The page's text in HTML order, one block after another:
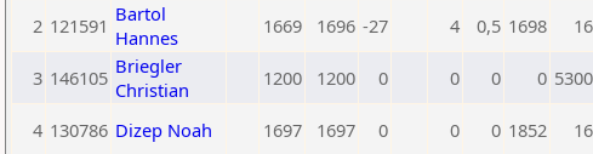
2 121591 Bartol
Hannes
1669 1696 -27 4 0,5 1698
3 146105 Briegler
Christian
1200 1200 0 0 0 0
4 130786 Dizep Noah 1697 1697 0 0 0 1852